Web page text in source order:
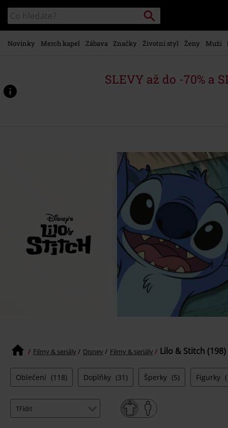
hlavnímu
obsahu
Katalog
vyhledávání
Vyhledávání
Novinky Merch kapel Zábava Značky Životní styl Ženy Muži
SLEVY až do -70% a
Filmy & seriály Disney Filmy & seriály Lilo & Stitch (198)
Oblečení (118) Doplňky (31) Šperky (5) Figurky